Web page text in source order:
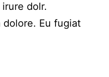
dolr.
Eu fugiat